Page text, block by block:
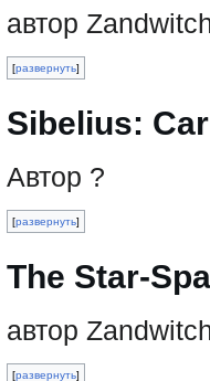
автор
развернуть
Sibelius:
Автор ?
развернуть
The Star-
автор
развернуть